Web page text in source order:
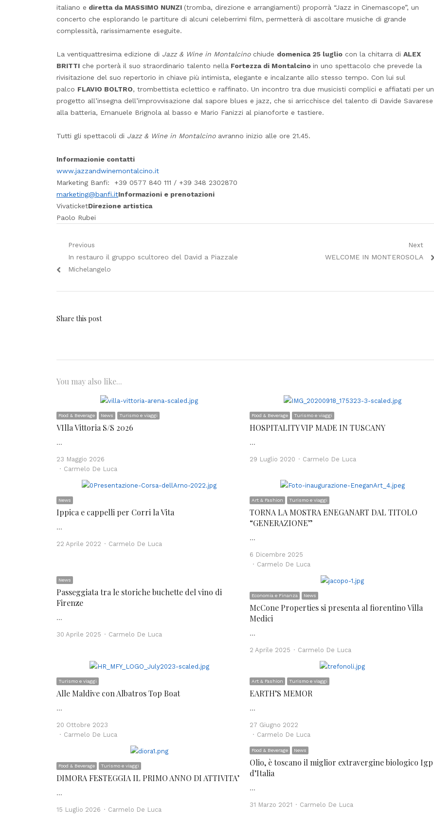
italiano e diretta da MASSIMO NUNZI (tromba, direzione e arrangiamenti) proporrà “Jazz in Cinemascope”, un
concerto che esplorando le partiture di alcuni celeberrimi film, permetterà di ascoltare musiche di grande
complessità, rarissimamente eseguite.
La ventiquattresima edizione di Jazz & Wine in Montalcinochiude domenica 25 luglio con la chitarra di ALEX
BRITTI che porterà il suo straordinario talento nella Fortezza di Montalcino in uno spettacolo che prevede la
rivisitazione del suo repertorio in chiave più intimista, elegante e incalzante allo stesso tempo. Con lui sul
palco FLAVIO BOLTRO, trombettista eclettico e raffinato. Un incontro tra due musicisti complici e affiatati per un
progetto all’insegna dell’improvvisazione dal sapore blues e jazz, che si arricchisce del talento di Davide Savarese
alla batteria, Emanuele Brignola al basso e Mario Fanizzi al pianoforte e tastiere.
Tutti gli spettacoli di Jazz & Wine in Montalcinoavranno inizio alle ore 21.45.
Informazionie contatti
www.jazzandwinemontalcino.it
Marketing Banfi: ​+39 0577 840 111 / +39 348 2302870
marketing@banfi.itInformazioni e prenotazioni
VivaticketDirezione artistica
Paolo Rubei
Navigazione
articoli
Previous
Previous
post:
In restauro il gruppo scultoreo del David a Piazzale
Michelangelo
Next
Next
WELCOME IN MONTEROSOLA
Share this post
You may also like...
Food & Beverage News Turismo e viaggi
VIlla Vittoria S/S 2026
…
23 Maggio 2026
Author
Carmelo De Luca
Food & Beverage Turismo e viaggi
HOSPITALITY VIP MADE IN TUSCANY
…
29 Luglio 2020 Author
Carmelo De Luca
News
Ippica e cappelli per Corri la Vita
…
22 Aprile 2022 Author
Carmelo De Luca
Art & Fashion Turismo e viaggi
TORNA LA MOSTRA ENEGANART DAL TITOLO
“GENERAZIONE”
…
6 Dicembre 2025
Author
Carmelo De Luca
News
Passeggiata tra le storiche buchette del vino di
Firenze
…
30 Aprile 2025 Author
Carmelo De Luca
Economia e Finanza News
McCone Properties si presenta al fiorentino Villa
Medici
…
2 Aprile 2025 Author
Carmelo De Luca
Turismo e viaggi
Alle Maldive con Albatros Top Boat
…
20 Ottobre 2023
Author
Carmelo De Luca
Art & Fashion Turismo e viaggi
EARTH’S MEMOR
…
27 Giugno 2022
Author
Carmelo De Luca
Food & Beverage Turismo e viaggi
DIMORA FESTEGGIA IL PRIMO ANNO DI ATTIVITA’
…
15 Luglio 2026 Author
Carmelo De Luca
Food & Beverage News
Olio, è toscano il miglior extravergine biologico Igp
d’Italia
…
31 Marzo 2021 Author
Carmelo De Luca